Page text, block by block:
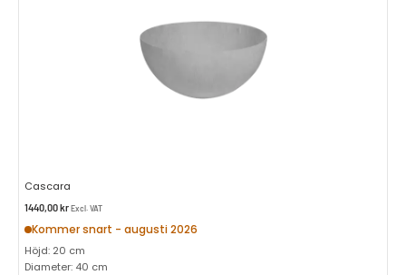
Cascara
1440,00krExcl. VAT
Kommer snart - augusti 2026
Höjd: 20 cm
Diameter: 40 cm